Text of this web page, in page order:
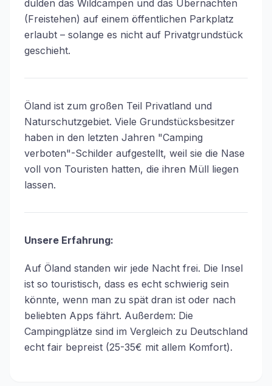
dulden das Wildcampen und das Übernachten
(Freistehen) auf einem öffentlichen Parkplatz
erlaubt – solange es nicht auf Privatgrundstück
geschieht.
Öland ist zum großen Teil Privatland und
Naturschutzgebiet. Viele Grundstücksbesitzer
haben in den letzten Jahren "Camping
verboten"-Schilder aufgestellt, weil sie die Nase
voll von Touristen hatten, die ihren Müll liegen
lassen.
Unsere Erfahrung:
Auf Öland standen wir jede Nacht frei. Die Insel
ist so touristisch, dass es echt schwierig sein
könnte, wenn man zu spät dran ist oder nach
beliebten Apps fährt. Außerdem: Die
Campingplätze sind im Vergleich zu Deutschland
echt fair bepreist (25-35€ mit allem Komfort).